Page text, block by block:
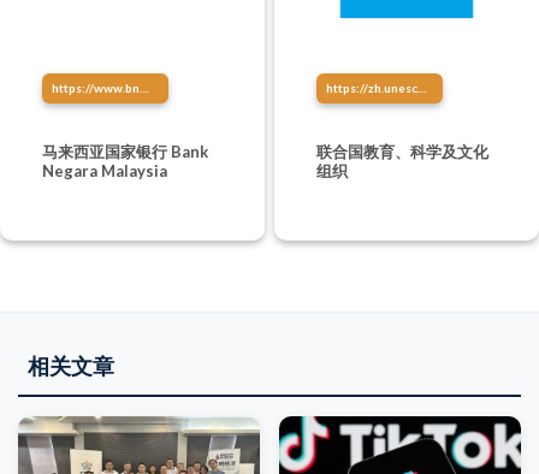
马来西亚国家银行 Bank
Negara Malaysia
https://zh.unesco.org/
联合国教育、科学及文化
组织
相关文章